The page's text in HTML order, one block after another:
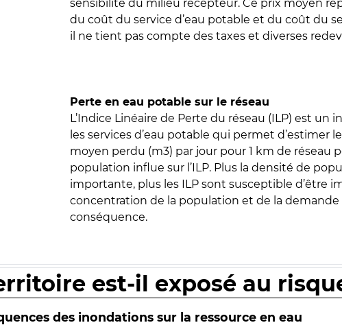
sensibilité du milieu récepteur. Ce prix moyen
du coût du service d’eau potable et du coût du
il ne tient pas compte des taxes et diverses
Perte en eau potable sur le réseau
L’Indice Linéaire de Perte du réseau (ILP) est un
les services d’eau potable qui permet d’estimer
moyen perdu (m3) par jour pour 1 km de réseau
population influe sur l’ILP. Plus la densité de
importante, plus les ILP sont susceptible d’être
concentration de la population et de la demande
conséquence.
est-il exposé au
des inondations sur la ressource en eau